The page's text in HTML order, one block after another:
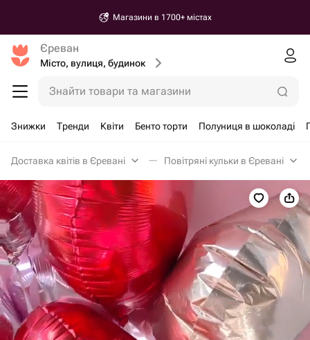
Магазини в 1700+ містах
Єреван
Місто, вулиця, будинок
Знайти товари та магазини
Знижки Тренди Квіти Бенто торти Полуниця в шоколаді
Доставка квітів в Єревані Повітряні кульки в Єревані